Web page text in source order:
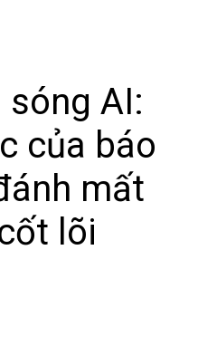
AI:
của báo
mất
lõi